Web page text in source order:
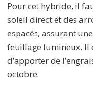
Pour cet hybride, il
soleil direct et des
espacés, assurant
feuillage lumineux. Il
d’apporter de
octobre.